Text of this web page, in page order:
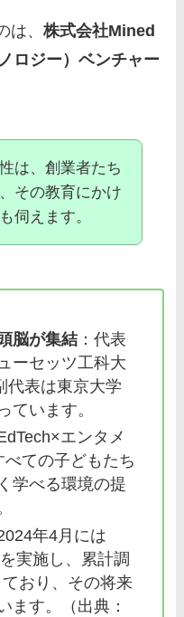
は、株式会社Mined
ロジー）ベンチャー
は、創業者たち
その教育にかけ
伺えます。
脳が集結 ：代表
ーセッツ工科大
代表は東京大学
ています。
エンタメ
ての子どもたち
学べる環境の提
年4月には
実施し、累計調
おり、その将来
ます。（出典：